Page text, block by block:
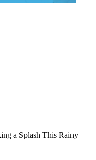
a Splash This Rainy